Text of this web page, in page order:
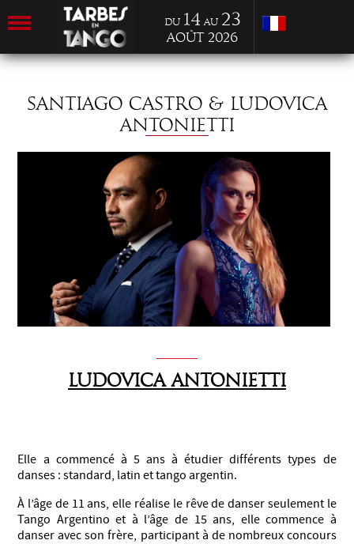
du 14 au 23
Août 2026
SANTIAGO CASTRO & LUDOVICA
ANTONIETTI
LUDOVICA ANTONIETTI
Elle a commencé à 5 ans à étudier différents types de
danses : standard, latin et tango argentin.
À l’âge de 11 ans, elle réalise le rêve de danser seulement le
Tango Argentino et à l’âge de 15 ans, elle commence à
danser avec son frère, participant à de nombreux concours